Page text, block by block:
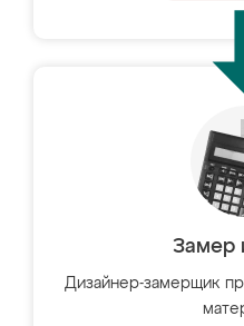
Замер
Дизайнер-замерщик